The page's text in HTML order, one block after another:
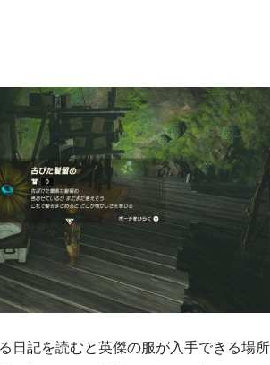
日記を読むと英傑の服が入手できる場所